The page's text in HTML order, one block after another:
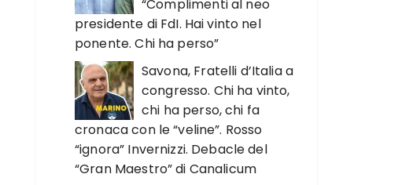
“Complimenti al neo
presidente di FdI. Hai vinto nel
ponente. Chi ha perso”
Savona, Fratelli d’Italia a
congresso. Chi ha vinto,
chi ha perso, chi fa
cronaca con le “veline”. Rosso
“ignora” Invernizzi. Debacle del
“Gran Maestro” di Canalicum